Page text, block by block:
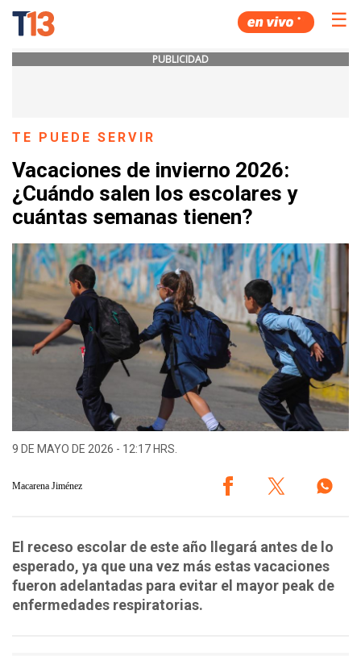
☰
PUBLICIDAD
TE PUEDE SERVIR
Vacaciones de invierno 2026:
¿Cuándo salen los escolares y
cuántas semanas tienen?
9 DE MAYO DE 2026 - 12:17 HRS.
Macarena Jiménez
El receso escolar de este año llegará antes de lo
esperado, ya que una vez más estas vacaciones
fueron adelantadas para evitar el mayor peak de
enfermedades respiratorias.